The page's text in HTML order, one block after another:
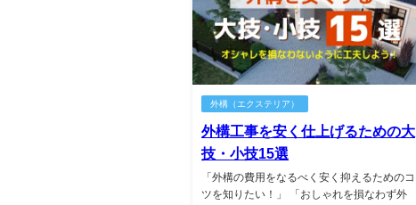
外構（エクステリア）
外構工事を安く仕上げるための大
技・小技15選
「外構の費用をなるべく安く抑えるためのコ
ツを知りたい！」 「おしゃれを損なわず外